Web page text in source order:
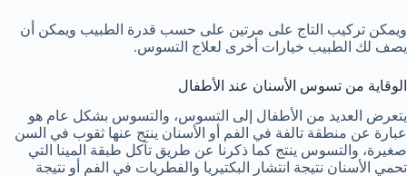
ويمكن تركيب التاج على مرتين على حسب قدرة الطبيب ويمكن أن
يصف لك الطبيب خيارات أخرى لعلاج التسوس.
الوقاية من تسوس الأسنان عند الأطفال
يتعرض العديد من الأطفال إلى التسوس، والتسوس بشكل عام هو
عبارة عن منطقة تالفة في الفم أو الأسنان ينتج عنها ثقوب في السن
صغيرة، والتسوس ينتج كما ذكرنا عن طريق تآكل طبقة المينا التي
تحمي الأسنان نتيجة انتشار البكتيريا والفطريات في الفم أو نتيجة